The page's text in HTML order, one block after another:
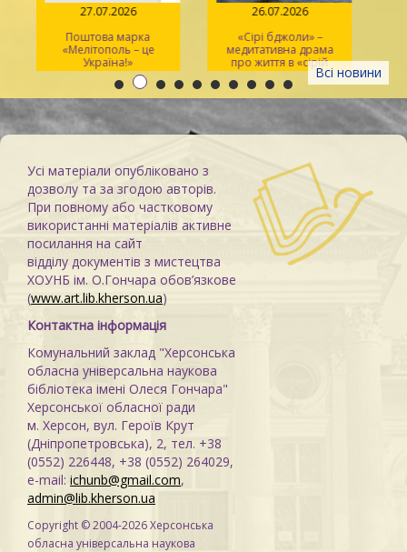
Всі новини
27.07.2026
Поштова марка
«Мелітополь – це
Україна!»
26.07.2026
«Сірі бджоли» –
медитативна драма
про життя в «сірій
зоні»
Усі матеріали опубліковано з
дозволу та за згодою авторів.
При повному або частковому
використанні матеріалів активне
посилання на сайт
відділу документів з мистецтва
ХОУНБ ім. О.Гончара обов’язкове
(www.art.lib.kherson.ua)
Контактна інформація
Комунальний заклад "Херсонська
обласна універсальна наукова
бібліотека імені Олеся Гончара"
Херсонської обласної ради
м. Херсон, вул. Героїв Крут
(Дніпропетровська), 2, тел. +38
(0552) 226448, +38 (0552) 264029,
e-mail: ichunb@gmail.com,
admin@lib.kherson.ua
Copyright © 2004-2026 Херсонська
обласна універсальна наукова